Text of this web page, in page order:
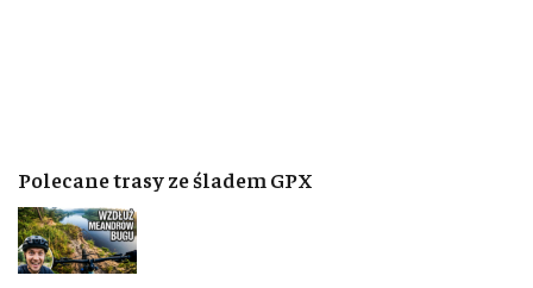
Polecane trasy ze śladem GPX